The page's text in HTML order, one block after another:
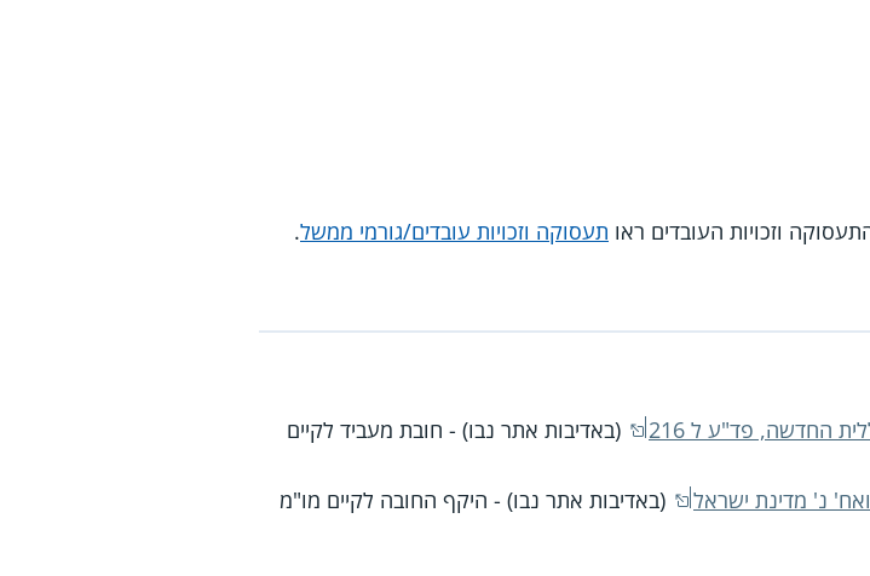
וזכויות העובדים ראו תעסוקה וזכויות עובדים/גורמי ממשל.
(באדיבות אתר נבו) - חובת מעביד לקיים
(באדיבות אתר נבו) - היקף החובה לקיים מו"מ